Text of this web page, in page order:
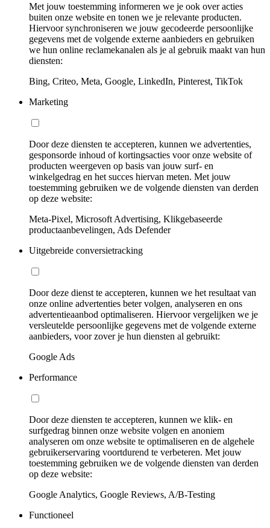
Met jouw toestemming informeren we je ook over acties
buiten onze website en tonen we je relevante producten.
Hiervoor synchroniseren we jouw gecodeerde persoonlijke
gegevens met de volgende externe aanbieders en gebruiken
we hun online reclamekanalen als je al gebruik maakt van hun
diensten:
Bing, Criteo, Meta, Google, LinkedIn, Pinterest, TikTok
Marketing
Door deze diensten te accepteren, kunnen we advertenties,
gesponsorde inhoud of kortingsacties voor onze website of
producten weergeven op basis van jouw surf- en
winkelgedrag en het succes hiervan meten. Met jouw
toestemming gebruiken we de volgende diensten van derden
op deze website:
Meta-Pixel, Microsoft Advertising, Klikgebaseerde
productaanbevelingen, Ads Defender
Uitgebreide conversietracking
Door deze dienst te accepteren, kunnen we het resultaat van
onze online advertenties beter volgen, analyseren en ons
advertentieaanbod optimaliseren. Hiervoor vergelijken we je
versleutelde persoonlijke gegevens met de volgende externe
aanbieders, voor zover je hun diensten al gebruikt:
Google Ads
Performance
Door deze diensten te accepteren, kunnen we klik- en
surfgedrag binnen onze website volgen en anoniem
analyseren om onze website te optimaliseren en de algehele
gebruikerservaring voortdurend te verbeteren. Met jouw
toestemming gebruiken we de volgende diensten van derden
op deze website:
Google Analytics, Google Reviews, A/B-Testing
Functioneel